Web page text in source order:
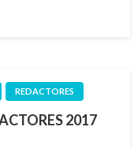
REDACTORES
2017